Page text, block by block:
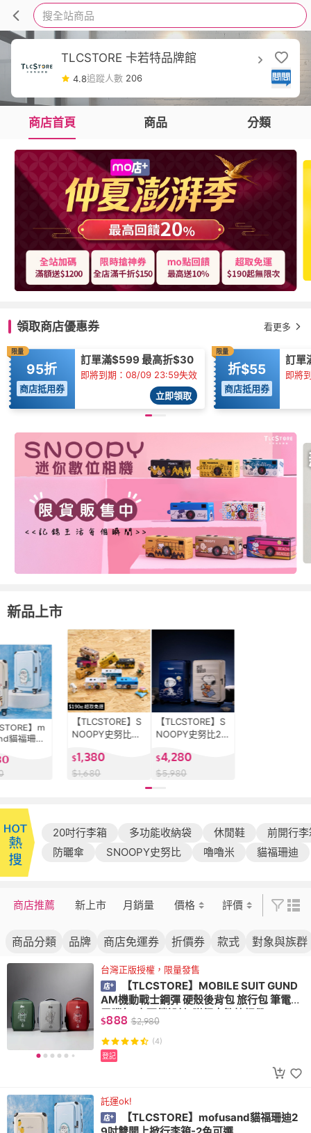
搜全站商品
TLCSTORE 卡若特品牌館
4.8追蹤人數 206
商店首頁 商品 分類
領取商店優惠券 看更多
限量
95折
商店抵用券
訂單滿$599 最高折$30
即將到期：08/09 23:59失效
立即領取
限量
折$55
商店抵用券
訂單
即將
新品上市
】m
貓福珊迪
選
【TLCSTORE】S
NOOPY史努比迷
小相機 迷你相機
鑰匙圈
$1,380
$1,680
【TLCSTORE】S
NOOPY史努比28
式行李箱 旅行箱
(2年保固 海關鎖 3
$4,280
$5,980
20吋行李箱 多功能收納袋 休閒鞋
前開行
防曬傘
SNOOPY史努比 嚕嚕米 貓福珊迪
商店推薦 新上市 月銷量 價格 評價
商品分類 品牌 商店免運券 折價券 款式 對象與族群
台灣正版授權，限量發售
【TLCSTORE】MOBILE SUIT GUND
AM機動戰士鋼彈 硬殼後背包 旅行包 筆電包
電腦包(密碼鎖設計/附行李箱拉桿帶)
$888 $2,980
(4)
登記
託運ok!
【TLCSTORE】mofusand貓福珊迪2